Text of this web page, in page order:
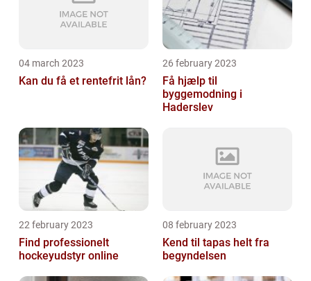
04 march 2023
Kan du få et rentefrit lån?
26 february 2023
Få hjælp til
byggemodning i
Haderslev
22 february 2023
Find professionelt
hockeyudstyr online
08 february 2023
Kend til tapas helt fra
begyndelsen